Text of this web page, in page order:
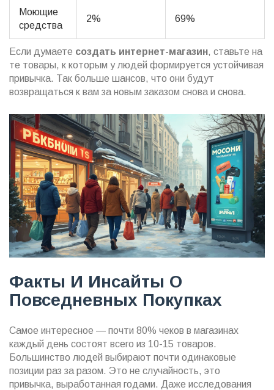
Моющие
средства
2% 69%
Если думаете создать интернет-магазин, ставьте на
те товары, к которым у людей формируется устойчивая
привычка. Так больше шансов, что они будут
возвращаться к вам за новым заказом снова и снова.
Факты И Инсайты О
Повседневных Покупках
Самое интересное — почти 80% чеков в магазинах
каждый день состоят всего из 10-15 товаров.
Большинство людей выбирают почти одинаковые
позиции раз за разом. Это не случайность, это
привычка, выработанная годами. Даже исследования